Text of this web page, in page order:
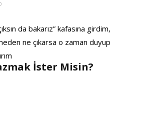
da bakarız” kafasına girdim,
ne çıkarsa o zaman duyup
İster Misin?